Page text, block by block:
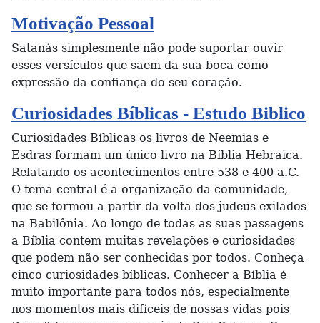
Motivação Pessoal
Satanás simplesmente não pode suportar ouvir
esses versículos que saem da sua boca como
expressão da confiança do seu coração.
Curiosidades Bíblicas - Estudo Biblico
Curiosidades Bíblicas os livros de Neemias e
Esdras formam um único livro na Bíblia Hebraica.
Relatando os acontecimentos entre 538 e 400 a.C.
O tema central é a organização da comunidade,
que se formou a partir da volta dos judeus exilados
na Babilônia. Ao longo de todas as suas passagens
a Bíblia contem muitas revelações e curiosidades
que podem não ser conhecidas por todos. Conheça
cinco curiosidades bíblicas. Conhecer a Bíblia é
muito importante para todos nós, especialmente
nos momentos mais difíceis de nossas vidas pois